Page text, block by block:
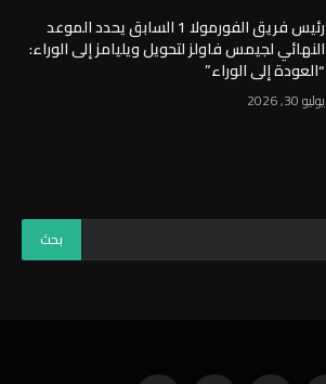
رئيس فريق الفورمولا 1 السابق يحدد الموعد
النهائي لجيمس فاولز لتحويل ويليامز إلى الوراء:
“العودة إلى الوراء”
يوليو 30, 2026